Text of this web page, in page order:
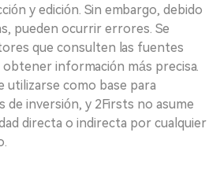
y edición. Sin embargo, debido
pueden ocurrir errores. Se
que consulten las fuentes
información más precisa.
utilizarse como base para
de inversión, y 2Firsts no asume
directa o indirecta por cualquier